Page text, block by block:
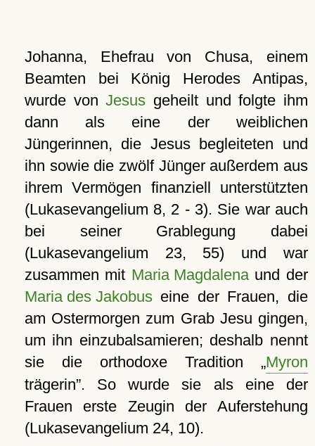
Johanna, Ehefrau von Chusa, einem
Beamten bei König Herodes Antipas,
wurde vonJesus geheilt und folgte ihm
dann als eine der weiblichen
Jüngerinnen, die Jesus begleiteten und
ihn sowie die zwölf Jünger außerdem aus
ihrem Vermögen finanziell unterstützten
(Lukasevangelium 8, 2 - 3). Sie war auch
bei seiner Grablegung dabei
(Lukasevangelium 23, 55) und war
zusammen mit Maria Magdalenaund der
Maria des Jakobuseine der Frauen, die
am Ostermorgen zum Grab Jesu gingen,
um ihn einzubalsamieren; deshalb nennt
sie die orthodoxe Tradition
Myron
trägerin . So wurde sie als eine der
Frauen erste Zeugin der Auferstehung
(Lukasevangelium 24, 10).